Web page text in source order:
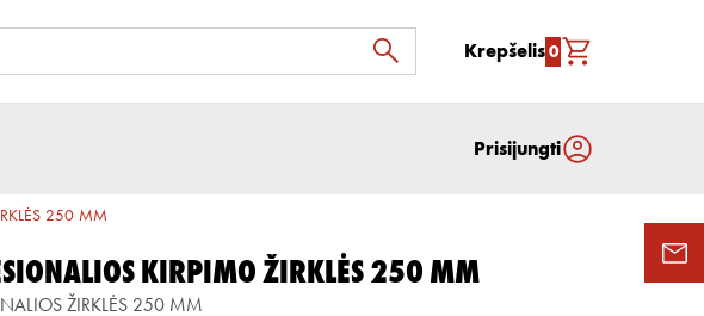
Krepšelis0
Prisijungti
250 MM
KIRPIMO ŽIRKLĖS 250 MM
ŽIRKLĖS 250 MM